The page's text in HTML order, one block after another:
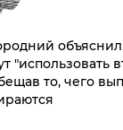
"использовать
то, чего